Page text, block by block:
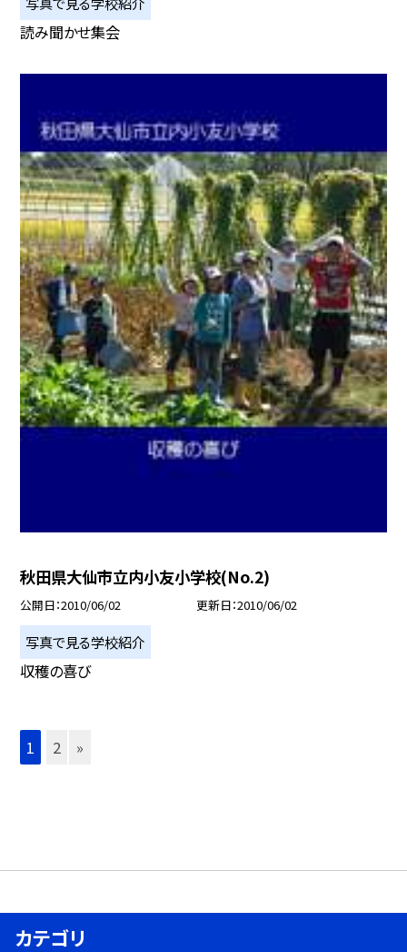
読み聞かせ集会
秋田県大仙市立内小友小学校(No.2)
公開日 2010/06/02 更新日 2010/06/02
写真で見る学校紹介
収穫の喜び
1 2 »
カテゴリ